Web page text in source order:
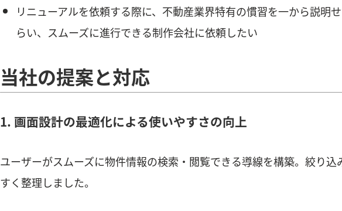
リニューアルを依頼する際に、不動産業界特有の慣習を一から説明
らい、スムーズに進行できる制作会社に依頼したい
当社の提案と対応
1. 画面設計の最適化による使いやすさの向上
ユーザーがスムーズに物件情報の検索・閲覧できる導線を構築。絞り込
すく整理しました。